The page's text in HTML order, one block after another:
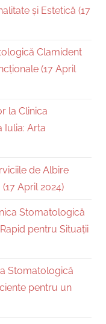
și Estetică (17
Clamident
(17 April
la Clinica
Iulia: Arta
de Albire
April 2024)
Stomatologică
pentru Situații
Stomatologică
pentru un